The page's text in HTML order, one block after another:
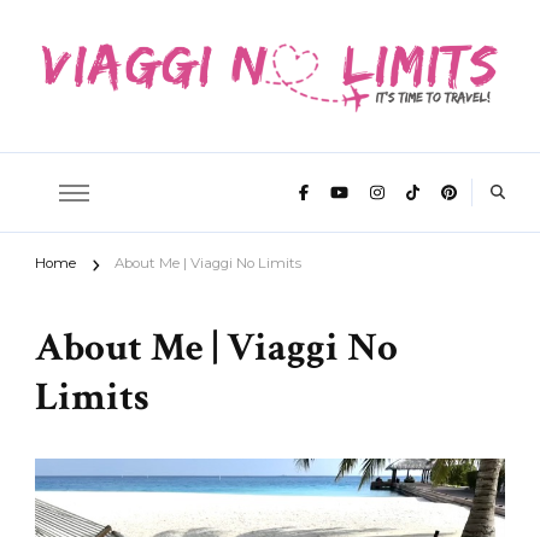
Viaggi No
Limits
Home About Me | Viaggi No Limits
About Me | Viaggi No
Limits